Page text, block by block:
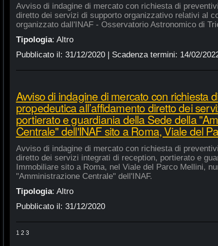
Avviso di indagine di mercato con richiesta di
diretto dei servizi di supporto organizzativo relativi al
organizzato dall'INAF - Osservatorio Astronomico di
Tipologia: Altro
Pubblicato il: 31/12/2020| Scadenza termini: 14/02/
Avviso di indagine di mercato con richiesta
propedeutica all’affidamento diretto dei
portierato e guardiania della Sede della
Centrale" dell'INAF sito a Roma, Viale del
Avviso di indagine di mercato con richiesta di
diretto dei servizi integrati di reception, portierato e
Immobiliare sito a Roma, nel Viale del Parco Mellini,
"Amministrazione Centrale" dell'INAF.
Tipologia: Altro
Pubblicato il: 31/12/2020
1 2 3